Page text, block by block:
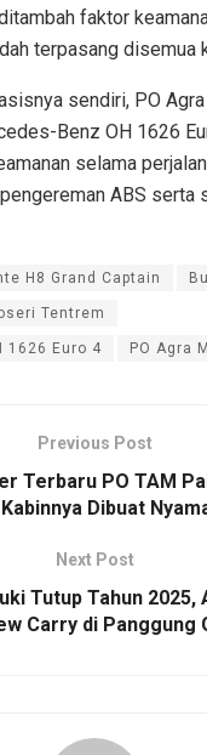
faktor
terpasang disemua
sendiri, PO
Benz OH 1626
selama
ABS serta
H8 Grand Captain
Tentrem
1626 Euro 4 PO Agra
Previous Post
Terbaru PO TAM
Kabinnya Dibuat
Next Post
Tutup Tahun 2025,
Carry di Panggung